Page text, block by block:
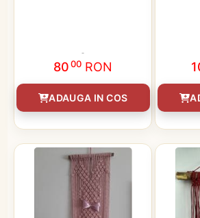
8000 RON
ADAUGA IN COS